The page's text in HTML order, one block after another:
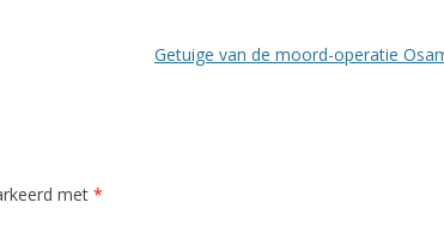
Getuige van de moord-operatie
met *